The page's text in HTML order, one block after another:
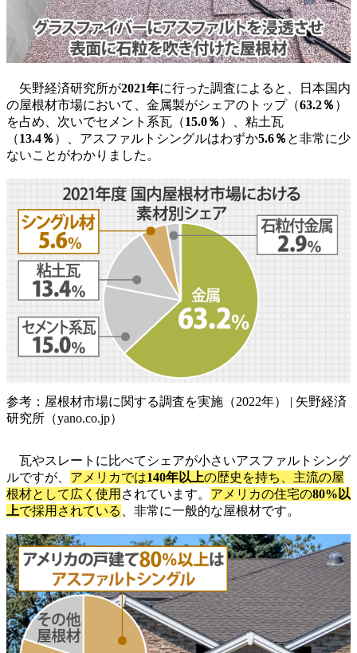
矢野経済研究所が2021年に行った調査によると、日本国内
の屋根材市場において、金属製がシェアのトップ（63.2％ ）
を占め、次いでセメント系瓦（15.0％ ）、粘土瓦
（13.4％ ）、アスファルトシングルはわずか5.6％ と非常に少
ないことがわかりました。
参考：屋根材市場に関する調査を実施（2022年） | 矢野経済
研究所（yano.co.jp）
瓦やスレートに比べてシェアが小さいアスファルトシング
ルですが、 アメリカでは140年以上の歴史を持ち、主流の屋
根材として広く使用 されています。 アメリカの住宅の80%以
上で採用されている 、非常に一般的な屋根材です。